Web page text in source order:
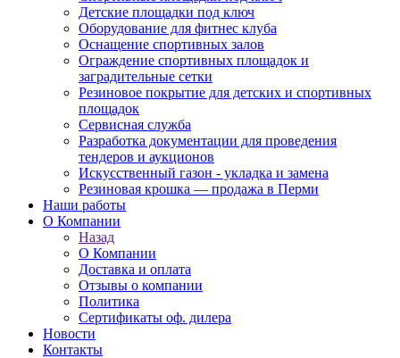
Детские площадки под ключ
Оборудование для фитнес клуба
Оснащение спортивных залов
Ограждение спортивных площадок и
заградительные сетки
Резиновое покрытие для детских и спортивных
площадок
Сервисная служба
Разработка документации для проведения
тендеров и аукционов
Искусственный газон - укладка и замена
Резиновая крошка — продажа в Перми
Наши работы
О Компании
Назад
О Компании
Доставка и оплата
Отзывы о компании
Политика
Сертификаты оф. дилера
Новости
Контакты